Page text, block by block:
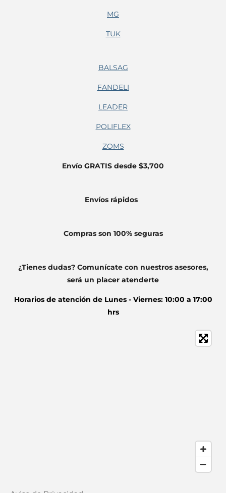
MG
TUK
BALSAG
FANDELI
LEADER
POLIFLEX
ZOMS
Envío GRATIS desde $3,700
Envíos rápidos
Compras son 100% seguras
¿Tienes dudas? Comunícate con nuestros asesores,
será un placer atenderte
Horarios de atención de Lunes - Viernes: 10:00 a 17:00
hrs